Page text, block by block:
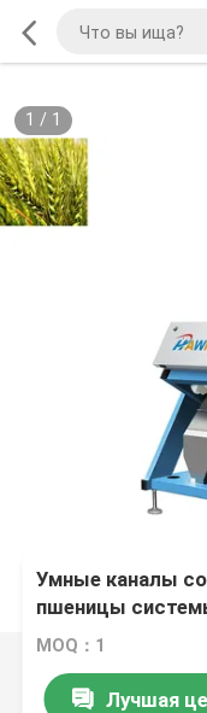
1 / 1
Умные каналы
пшеницы
MOQ：1
Лучшая